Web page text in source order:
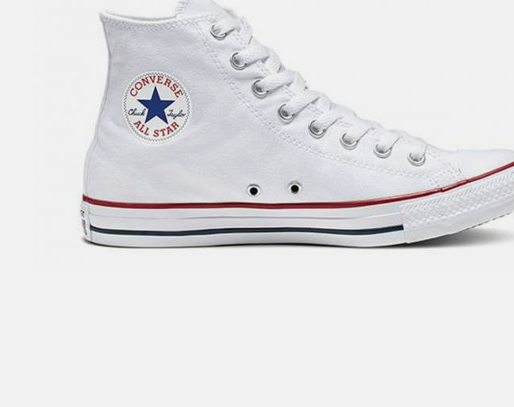
SANDALI CON TACCO
SCARPE BASSE